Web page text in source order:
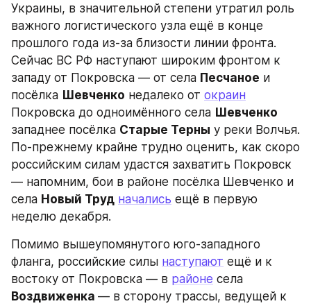
Украины, в значительной степени утратил роль
важного логистического узла ещё в конце
прошлого года из-за близости линии фронта.
Сейчас ВС РФ наступают широким фронтом к
западу от Покровска — от села Песчаное и
посёлка Шевченко недалеко от окраин
Покровска до одноимённого села Шевченко
западнее посёлка Старые Терны у реки Волчья.
По-прежнему крайне трудно оценить, как скоро
российским силам удастся захватить Покровск
— напомним, бои в районе посёлка Шевченко и
села Новый Труд начались ещё в первую
неделю декабря.
Помимо вышеупомянутого юго-западного
фланга, российские силы наступают ещё и к
востоку от Покровска — в районе
Воздвиженка